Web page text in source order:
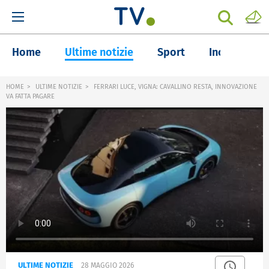
Home Ultime notizie Sport Inchieste
HOME ULTIME NOTIZIE
FERRARI LUCE, VIGNA: CAVALLINO RESTA, INNOVAZIONE
VA FATTA PAGARE
ULTIME NOTIZIE 28 MAGGIO 2026